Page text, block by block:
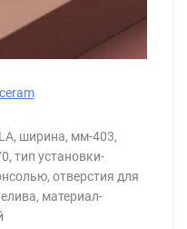
ширина, мм-403,
тип установки-
отверстия для
материал-